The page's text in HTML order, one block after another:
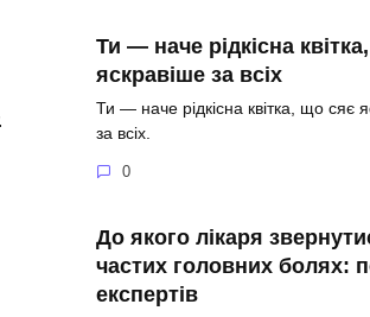
Ти — наче рідкісна
яскравіше за всіх
Ти — наче рідкісна квітка, що сяє
за всіх.
0
До якого лікаря
частих головних болях:
експертів